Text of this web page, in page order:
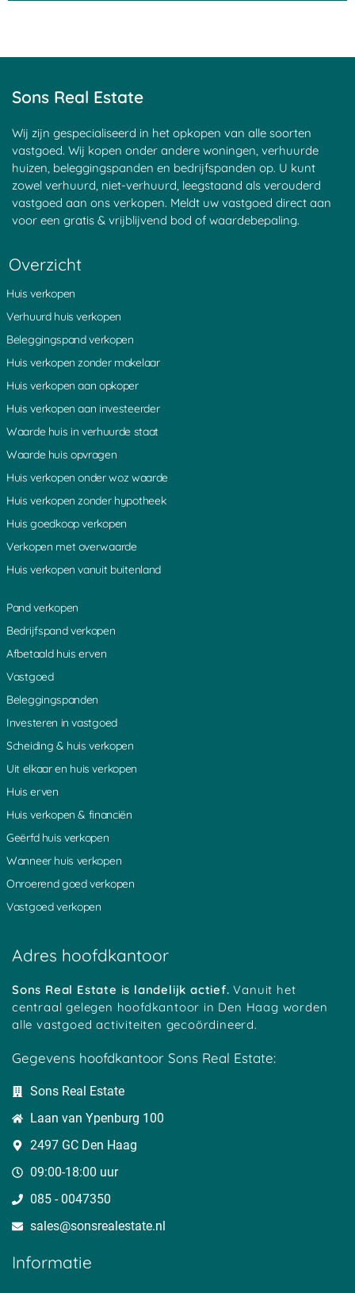
Maatschappelijk vastgoed
Vastgoedmakelaar
Marktwaarde vastgoed
Vastgoedportefeuille te koop of
verkopen?
Kopen om te verhuren
Onroerend onroerend goed
makelaar
Vastgoedhandel
Woningportefeuille verkopen
Verhuurd vastgoed verkopen
Waardebepaling vastgoed
Waarde vastgoed
Waarde vastgoed bepalen
Waarde vastgoed berekenen
Onroerend goed verkopen?
Geschonken onroerend goed
verkopen?
Particulier vastgoed verkopen?
Onroerend goed makelaar
Verkoop onroerend goed
Onroerend goed verkopen?
Sons Real Estate
Wij zijn gespecialiseerd in het opkopen van alle soorten
vastgoed. Wij kopen onder andere woningen, verhuurde
huizen, beleggingspanden en bedrijfspanden op. U kunt
zowel verhuurd, niet-verhuurd, leegstaand als verouderd
vastgoed aan ons verkopen. Meldt uw vastgoed direct aan
voor een gratis & vrijblijvend bod of waardebepaling.
Overzicht
Huis verkopen
Verhuurd huis verkopen
Beleggingspand verkopen
Huis verkopen zonder makelaar
Huis verkopen aan opkoper
Huis verkopen aan investeerder
Waarde huis in verhuurde staat
Waarde huis opvragen
Huis verkopen onder woz waarde
Huis verkopen zonder hypotheek
Huis goedkoop verkopen
Verkopen met overwaarde
Huis verkopen vanuit buitenland
Pand verkopen
Bedrijfspand verkopen
Afbetaald huis erven
Vastgoed
Beleggingspanden
Investeren in vastgoed
Scheiding & huis verkopen
Uit elkaar en huis verkopen
Huis erven
Huis verkopen & financiën
Geërfd huis verkopen
Wanneer huis verkopen
Onroerend goed verkopen
Vastgoed verkopen
Adres hoofdkantoor
Sons Real Estate is landelijk actief.Vanuit het
centraal gelegen hoofdkantoor in Den Haag worden
alle vastgoed activiteiten gecoördineerd.
Gegevens hoofdkantoor Sons Real Estate:
Sons Real Estate
Laan van Ypenburg 100
2497 GC Den Haag
09:00-18:00 uur
085 - 0047350
sales@sonsrealestate.nl​
Informatie